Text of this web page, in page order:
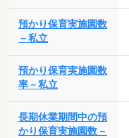
預かり保育実施園数
－私立
預かり保育実施園数
率－私立
長期休業期間中の預
かり保育実施園数－